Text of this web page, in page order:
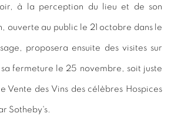
à la perception du lieu et de son
ouverte au public le 21 octobre dans le
proposera ensuite des visites sur
fermeture le 25 novembre, soit juste
Vente des Vins des célèbres Hospices
Sotheby's.